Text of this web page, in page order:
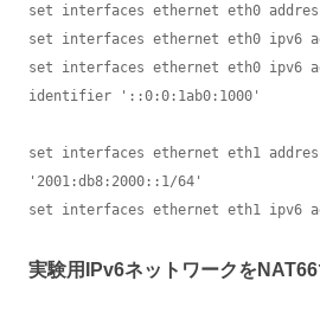
set interfaces ethernet eth0
set interfaces ethernet eth0 ipv6
set interfaces ethernet eth0 ipv6
identifier '::0:0:1ab0:1000'
set interfaces ethernet eth1
'2001:db8:2000::1/64'
set interfaces ethernet eth1 ipv6
実験用IPv6ネットワークを